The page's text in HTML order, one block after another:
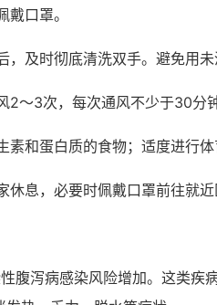
口罩。
及时彻底清洗双手。避免用
～3次，每次通风不少于30分
和蛋白质的食物；适度进行体
息，必要时佩戴口罩前往就近
腹泻病感染风险增加。这类